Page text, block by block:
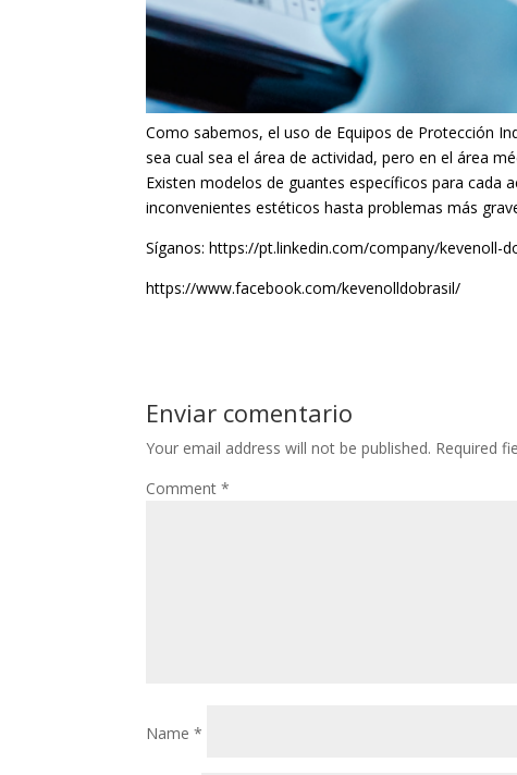
Como sabemos, el uso de Equipos de Protección
sea cual sea el área de actividad, pero en el área
Existen modelos de guantes específicos para cada
inconvenientes estéticos hasta problemas más
Síganos: https://pt.linkedin.com/company/kevenoll-
https://www.facebook.com/kevenolldobrasil/
Enviar comentario
Your email address will not be published. Required
Comment*
Name*